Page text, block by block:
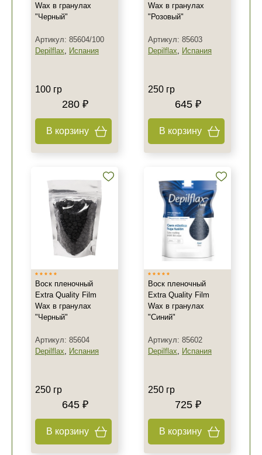
Wax в гранулах
"Черный"
Артикул: 85604/100
Depilflax, Испания
100 гр
280 ₽
В корзину
Wax в гранулах
"Розовый"
Артикул: 85603
Depilflax, Испания
250 гр
645 ₽
В корзину
Воск пленочный
Extra Quality Film
Wax в гранулах
"Черный"
Артикул: 85604
Depilflax, Испания
250 гр
645 ₽
В корзину
Воск пленочный
Extra Quality Film
Wax в гранулах
"Синий"
Артикул: 85602
Depilflax, Испания
250 гр
725 ₽
В корзину